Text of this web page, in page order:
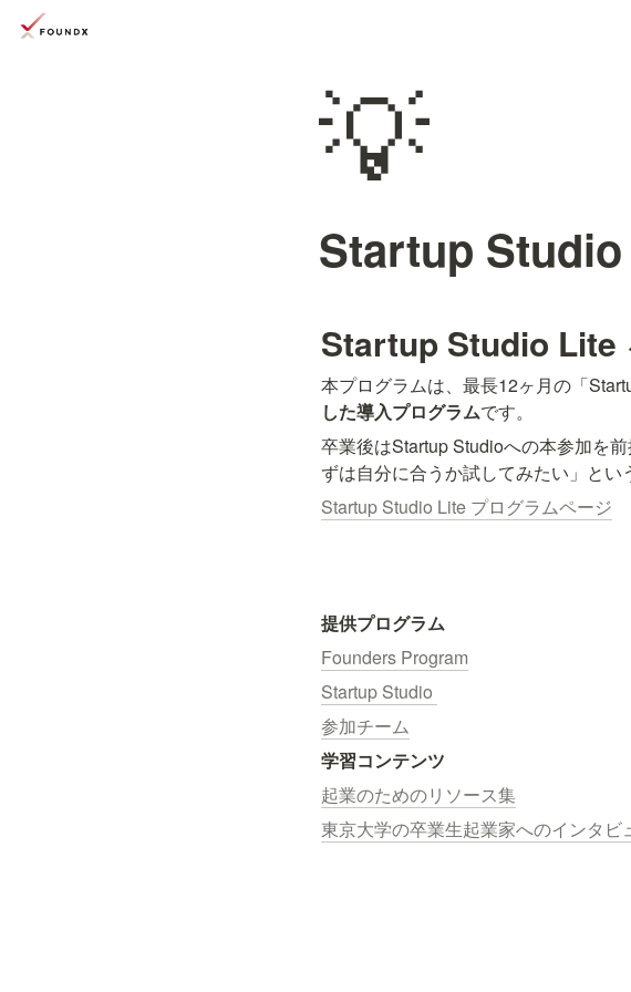
💡
Startup
Startup Studio Lite
本プログラムは、最長12ヶ月の「
した導入プログラムです。
卒業後はStartup Studioへの本参加を
ずは自分に合うか試してみたい」とい
Startup Studio Lite プログラムページ
提供プログラム
Founders Program
Startup Studio
参加チーム
学習コンテンツ
起業のためのリソース集
東京大学の卒業生起業家へのインタビ